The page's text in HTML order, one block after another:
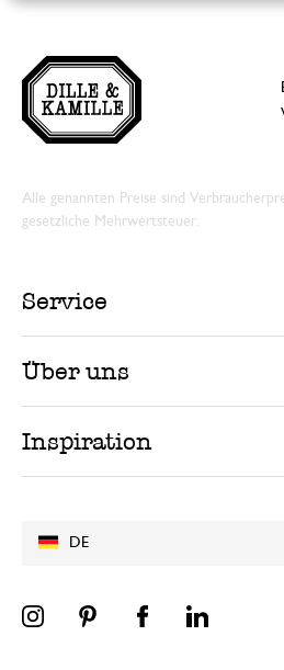
DE
Alle genannten Preise sind
gesetzliche Mehrwertsteuer.
Service
Über uns
Inspiration